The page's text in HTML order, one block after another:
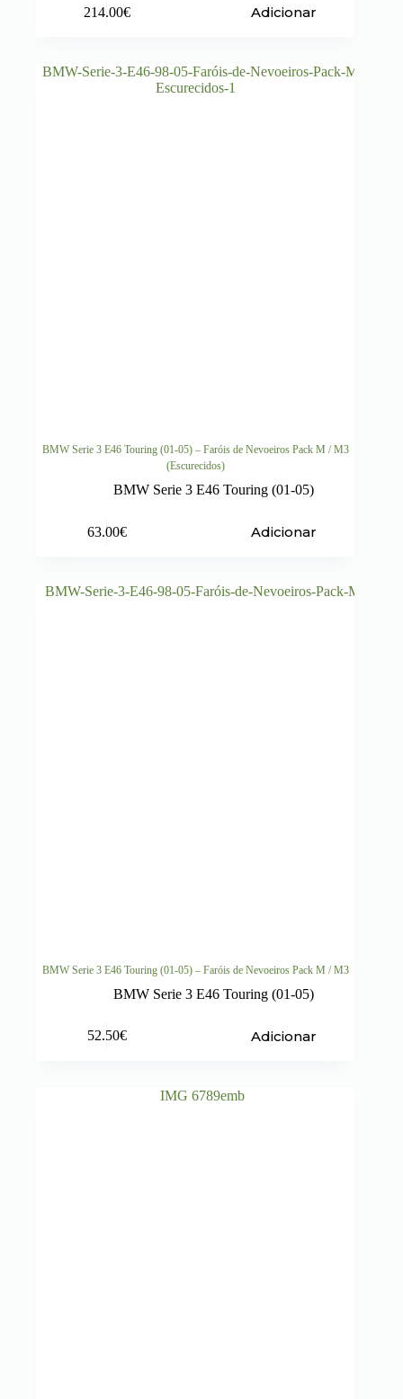
214.00€ Adicionar
BMW Serie 3 E46 Touring (01-05) – Faróis de Nevoeiros Pack M / M3
(Escurecidos)
BMW Serie 3 E46 Touring (01-05)
63.00€ Adicionar
BMW Serie 3 E46 Touring (01-05) – Faróis de Nevoeiros Pack M / M3
BMW Serie 3 E46 Touring (01-05)
52.50€ Adicionar